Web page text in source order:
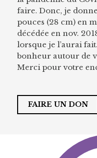
faire. Donc, je
pouces (28 cm) en
décédée en nov.
lorsque je l’aurai
bonheur autour de
Merci pour votre
FAIRE UN DON